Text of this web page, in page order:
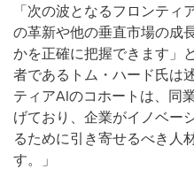
「次の波となるフロンテ
の革新や他の垂直市場の成
かを正確に把握できます」
者であるトム・ハード氏は
ティアAIのコホートは、同
げており、企業がイノベー
るために引き寄せるべき人
す。」